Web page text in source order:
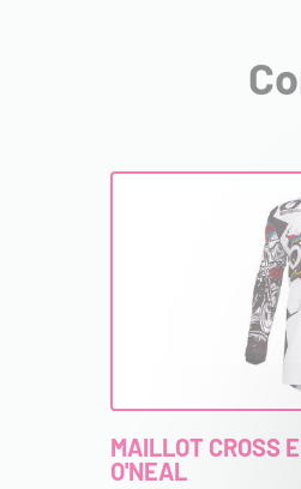
MAILLOT CROSS
O'NEAL